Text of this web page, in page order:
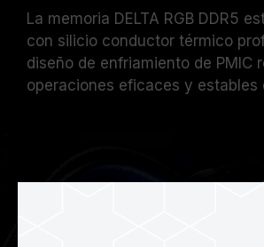
La memoria DELTA RGB DDR5
con silicio conductor térmico
diseño de enfriamiento de PMIC
operaciones eficaces y estables